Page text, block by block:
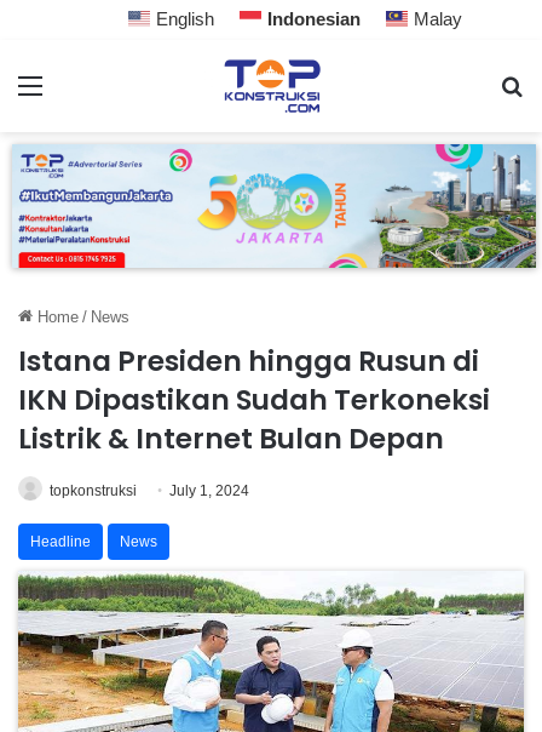
English Indonesian Malay
Home / News
Istana Presiden hingga Rusun di
IKN Dipastikan Sudah Terkoneksi
Listrik & Internet Bulan Depan
topkonstruksi July 1, 2024
Headline News